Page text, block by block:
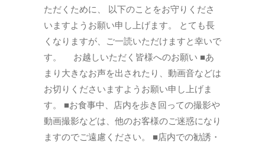
ただくために、 以下のことをお守りくださ
いますようお願い申し上げます。 とても長
くなりますが、ご一読いただけますと幸いで
す。 お越しいただく皆様へのお願い ■あ
まり大きなお声を出されたり、動画音などは
お切りくださいますようお願い申し上げま
す。 ■お食事中、店内を歩き回っての撮影や
動画撮影などは、他のお客様のご迷惑になり
ますのでご遠慮ください。 ■店内での勧誘・